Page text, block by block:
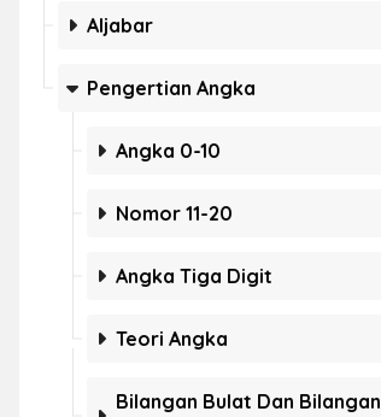
Aljabar
Pengertian Angka
Angka 0-10
Nomor 11-20
Angka Tiga Digit
Teori Angka
Bilangan Bulat Dan Bilangan